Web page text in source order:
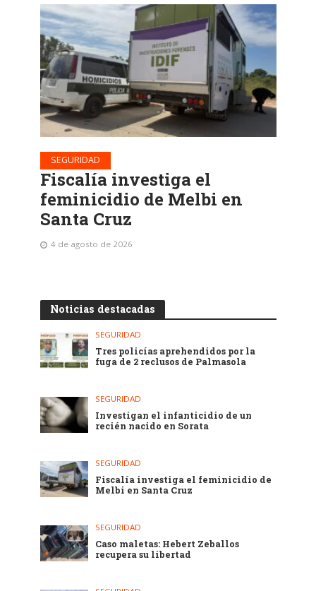
SEGURIDAD
Fiscalía investiga el
feminicidio de Melbi en
Santa Cruz
4 de agosto de 2026
Noticias destacadas
SEGURIDAD
Tres policías aprehendidos por la
fuga de 2 reclusos de Palmasola
SEGURIDAD
Investigan el infanticidio de un
recién nacido en Sorata
SEGURIDAD
Fiscalía investiga el feminicidio de
Melbi en Santa Cruz
SEGURIDAD
Caso maletas: Hebert Zeballos
recupera su libertad